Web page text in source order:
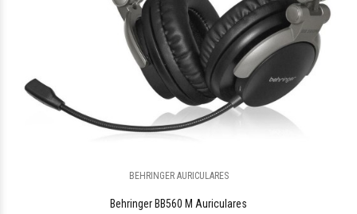
BEHRINGER AURICULARES
Behringer BB560 M Auriculares